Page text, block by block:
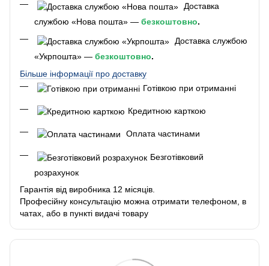
Доставка
службою «Нова пошта» — безкоштовно.
Доставка службою
«Укрпошта» — безкоштовно.
Більше інформації про доставку
Готівкою при отриманні
Кредитною карткою
Оплата частинами
Безготівковий
розрахунок
Гарантія від виробника 12 місяців.
Професійну консультацію можна отримати телефоном, в
чатах, або в пункті видачі товару